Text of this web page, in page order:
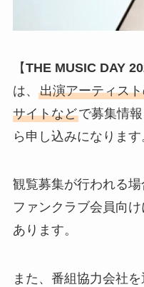
【THE MUSIC DAY
は、 出演アーティス
サイトなどで募集情
ら申し込みになります
観覧募集が行われる
ファンクラブ会員向
あります。
また、番組協力会社